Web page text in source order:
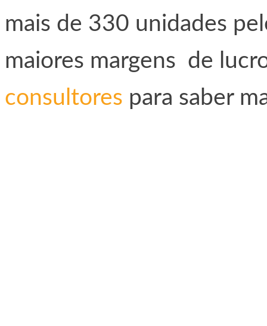
mais de 330 unidades
maiores margens de
consultores para saber